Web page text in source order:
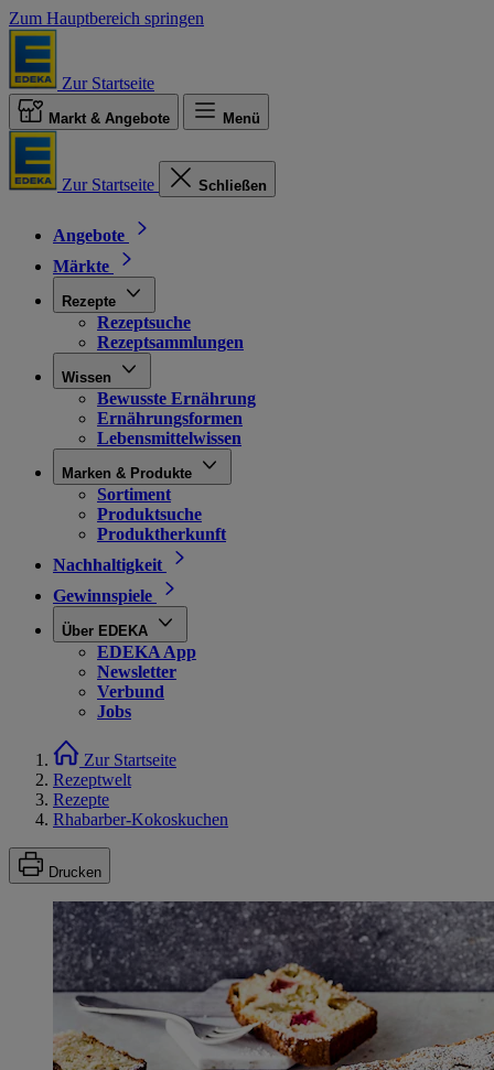
Zum Hauptbereich springen
Zur Startseite
Markt & Angebote Menü
Zur Startseite Schließen
Angebote
Märkte
Rezepte
Rezeptsuche
Rezeptsammlungen
Wissen
Bewusste Ernährung
Ernährungsformen
Lebensmittelwissen
Marken & Produkte
Sortiment
Produktsuche
Produktherkunft
Nachhaltigkeit
Gewinnspiele
Über EDEKA
EDEKA App
Newsletter
Verbund
Jobs
Zur Startseite
Rezeptwelt
Rezepte
Rhabarber-Kokoskuchen
Drucken